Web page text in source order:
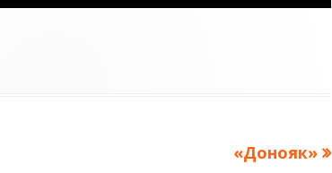
Следующая
«Донояк»